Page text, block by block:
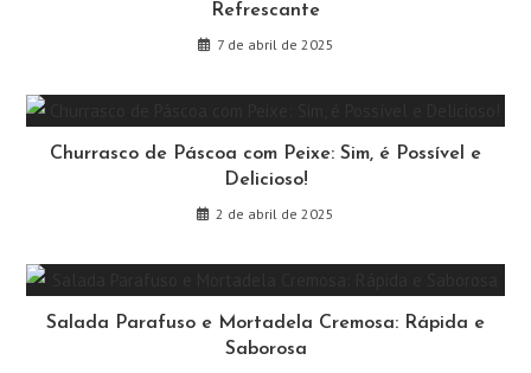
Refrescante
7 de abril de 2025
Churrasco de Páscoa com Peixe: Sim, é Possível e
Delicioso!
2 de abril de 2025
Salada Parafuso e Mortadela Cremosa: Rápida e
Saborosa